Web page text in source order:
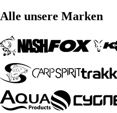
Alle unsere Marken